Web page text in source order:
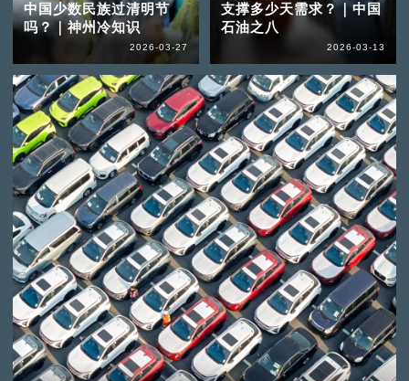
中国少数民族过清明节
吗？｜神州冷知识
2026-03-27
支撑多少天需求？｜中国
石油之八
2026-03-13